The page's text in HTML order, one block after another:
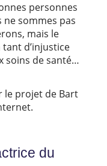
personnes
ne sommes pas
mais le
d’injustice
soins de santé…
le projet de Bart
du